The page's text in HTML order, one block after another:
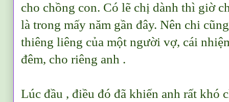
cho chồng con. Có lẽ chị dành thì giờ
là trong mấy năm gần đây. Nên chi
thiêng liêng của một người vợ, cái
đêm, cho riêng anh .
Lúc đầu , điều đó đã khiến anh rất khó